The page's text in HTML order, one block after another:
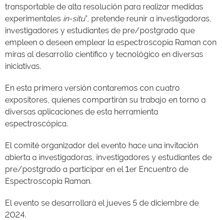
transportable de alta resolución para realizar medidas
experimentales in-situ", pretende reunir a investigadoras,
investigadores y estudiantes de pre/postgrado que
empleen o deseen emplear la espectroscopia Raman con
miras al desarrollo científico y tecnológico en diversas
iniciativas.
En esta primera versión contaremos con cuatro
expositores, quienes compartirán su trabajo en torno a
diversas aplicaciones de esta herramienta
espectroscópica.
El comité organizador del evento hace una invitación
abierta a investigadoras, investigadores y estudiantes de
pre/postgrado a participar en el 1er Encuentro de
Espectroscopia Raman.
El evento se desarrollará el jueves 5 de diciembre de
2024.